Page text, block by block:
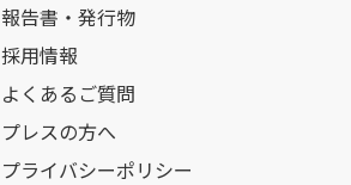
報告書・発行物
採用情報
よくあるご質問
プレスの方へ
プライバシーポリシー